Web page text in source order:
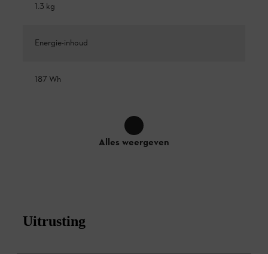
1.3 kg
Energie-inhoud
187 Wh
Alles weergeven
Uitrusting